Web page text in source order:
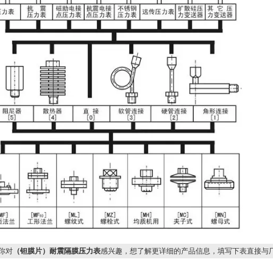
对 （钽膜片）耐震隔膜压力表感兴趣，想了解更详细的产品信息，填写下表直接与